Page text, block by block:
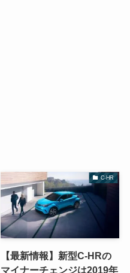
C-HR
【最新情報】新型C-HRの
マイナーチェンジは2019年